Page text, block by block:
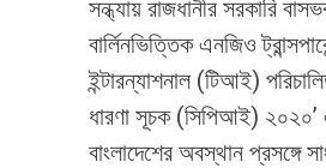
সন্ধ্যায় রাজধানীর সরকারি
বার্লিনভিত্তিক এনজিও
ইন্টারন্যাশনাল (টিআই)
ধারণা সূচক (সিপিআই) ২০২০’
বাংলাদেশের অবস্থান প্রসঙ্গে